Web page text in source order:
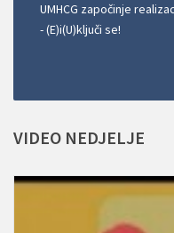
UMHCG započinje
- (E)i(U)ključi se!
VIDEO NEDJELJE